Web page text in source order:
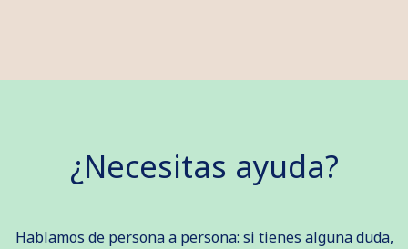
¿Necesitas ayuda?
Hablamos de persona a persona: si tienes alguna duda,